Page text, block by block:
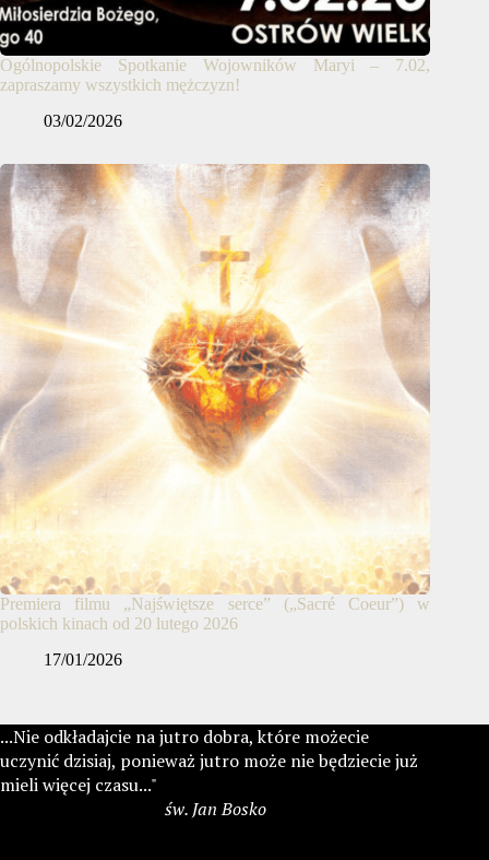
Ogólnopolskie Spotkanie Wojowników Maryi – 7.02,
zapraszamy wszystkich mężczyzn!
03/02/2026
Premiera filmu „Najświętsze serce” („Sacré Coeur”) w
polskich kinach od 20 lutego 2026
17/01/2026
...Nie odkładajcie na jutro dobra, które możecie
uczynić dzisiaj, ponieważ jutro może nie będziecie już
mieli więcej czasu..."
św. Jan Bosko